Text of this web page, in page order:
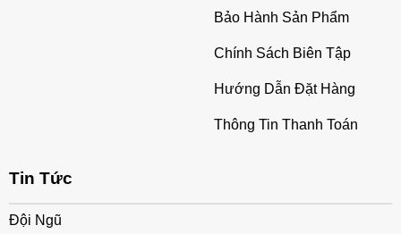
Bảo Hành Sản Phẩm
Chính Sách Biên Tập
Hướng Dẫn Đặt Hàng
Thông Tin Thanh Toán
Tin Tức
Đội Ngũ